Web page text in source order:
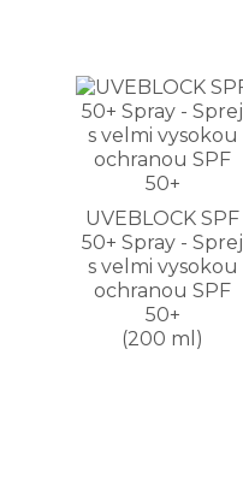
UVEBLOCK SPF
50+ Spray - Sprej
s velmi vysokou
ochranou SPF
50+
(200 ml)